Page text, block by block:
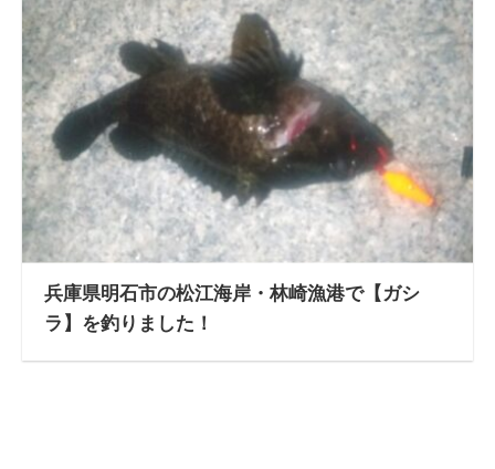
兵庫県明石市の松江海岸・林崎漁港で【ガシ
ラ】を釣りました！